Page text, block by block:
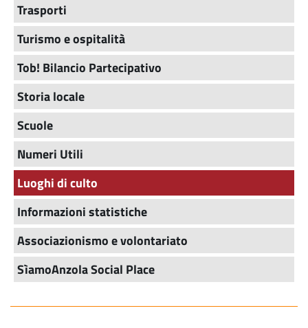
Trasporti
Turismo e ospitalità
Tob! Bilancio Partecipativo
Storia locale
Scuole
Numeri Utili
Luoghi di culto
Informazioni statistiche
Associazionismo e volontariato
SìamoAnzola Social Place